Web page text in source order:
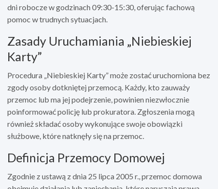
dni robocze w godzinach 09:30-15:30, oferując fachową
pomoc w trudnych sytuacjach.
Zasady Uruchamiania „Niebieskiej
Karty”
Procedura „Niebieskiej Karty” może zostać uruchomiona bez
zgody osoby dotkniętej przemocą. Każdy, kto zauważy
przemoc lub ma jej podejrzenie, powinien niezwłocznie
poinformować policję lub prokuratora. Zgłoszenia mogą
również składać osoby wykonujące swoje obowiązki
służbowe, które natknęły się na przemoc.
Definicja Przemocy Domowej
Zgodnie z ustawą z dnia 25 lipca 2005 r., przemoc domowa